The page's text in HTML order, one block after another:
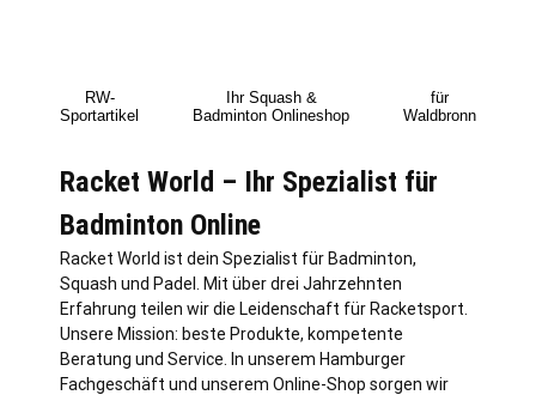
RW-
Sportartikel
Ihr Squash &
Badminton Onlineshop
für
Waldbronn
Racket World – Ihr Spezialist für
Badminton Online
Racket World ist dein Spezialist für Badminton,
Squash und Padel. Mit über drei Jahrzehnten
Erfahrung teilen wir die Leidenschaft für Racketsport.
Unsere Mission: beste Produkte, kompetente
Beratung und Service. In unserem Hamburger
Fachgeschäft und unserem Online-Shop sorgen wir